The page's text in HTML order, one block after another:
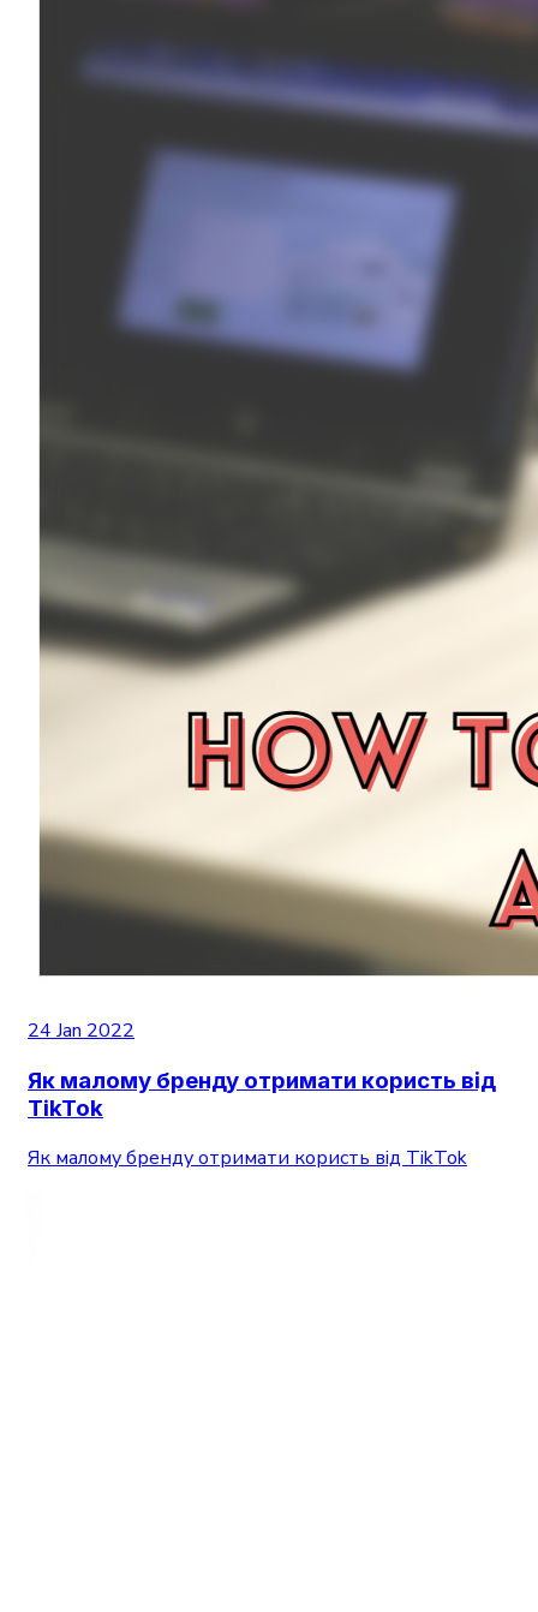
24 Jan 2022
Як малому бренду отримати користь від
TikTok
Як малому бренду отримати користь від TikTok